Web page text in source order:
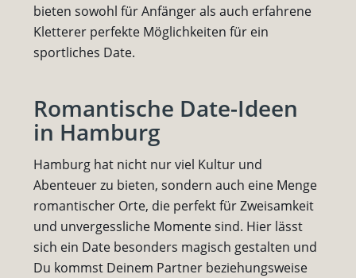
bieten sowohl für Anfänger als auch erfahrene
Kletterer perfekte Möglichkeiten für ein
sportliches Date.
Romantische Date-Ideen
in Hamburg
Hamburg hat nicht nur viel Kultur und
Abenteuer zu bieten, sondern auch eine Menge
romantischer Orte, die perfekt für Zweisamkeit
und unvergessliche Momente sind. Hier lässt
sich ein Date besonders magisch gestalten und
Du kommst Deinem Partner beziehungsweise